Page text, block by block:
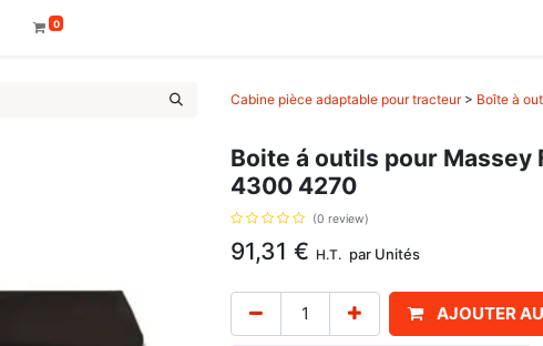
0
Cabine pièce adaptable pour tracteur> Boîte à
Boite á outils pour Massey
4300 4270
(0 review)
91,31 € H.T. par Unités
AJOUTER